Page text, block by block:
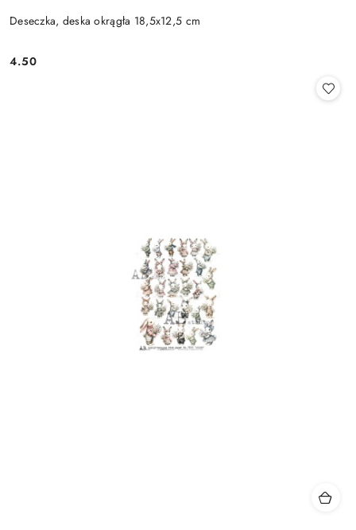
Deseczka, deska okrągła 18,5x12,5 cm
Cena:
4.50